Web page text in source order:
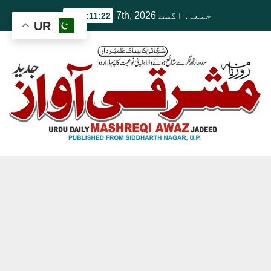
جمعہ. اگست 7th, 2026 1:11:23 AM
UR